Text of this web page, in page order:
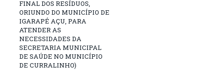
FINAL DOS RESÍDUOS,
ORIUNDO DO MUNICÍPIO DE
IGARAPÉ AÇU, PARA
ATENDER AS
NECESSIDADES DA
SECRETARIA MUNICIPAL
DE SAÚDE NO MUNICÍPIO
DE CURRALINHO)